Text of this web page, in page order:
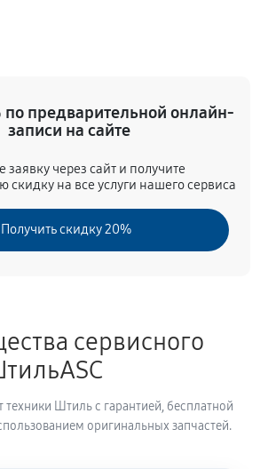
предварительной онлайн-
записи на сайте
заявку через сайт и получите
скидку на все услуги нашего сервиса
Получить скидку 20%
сервисного
Штиль с гарантией, бесплатной
оригинальных запчастей.